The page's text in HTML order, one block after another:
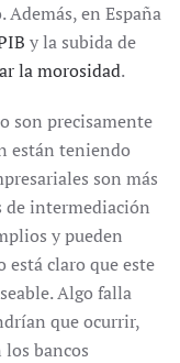
Además, en España
y la subida de
la morosidad.
son precisamente
están teniendo
son más
de intermediación
y pueden
está claro que este
Algo falla
que ocurrir,
bancos